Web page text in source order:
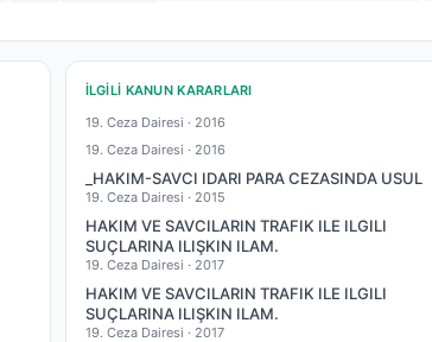
İLGILI KANUN KARARLARI
19. Ceza Dairesi · 2016
19. Ceza Dairesi · 2016
_HAKIM-SAVCI IDARI PARA CEZASINDA USUL
19. Ceza Dairesi · 2015
HAKIM VE SAVCILARIN TRAFIK ILE ILGILI
SUÇLARINA ILIŞKIN ILAM.
19. Ceza Dairesi · 2017
HAKIM VE SAVCILARIN TRAFIK ILE ILGILI
SUÇLARINA ILIŞKIN ILAM.
19. Ceza Dairesi · 2017